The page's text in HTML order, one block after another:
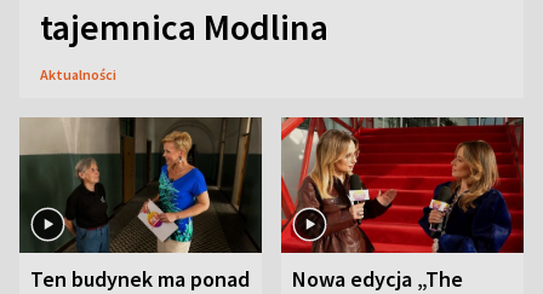
tajemnica Modlina
Aktualności
Ten budynek ma ponad
Nowa edycja „The